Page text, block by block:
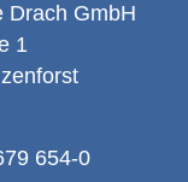
Drach GmbH
1
654-0